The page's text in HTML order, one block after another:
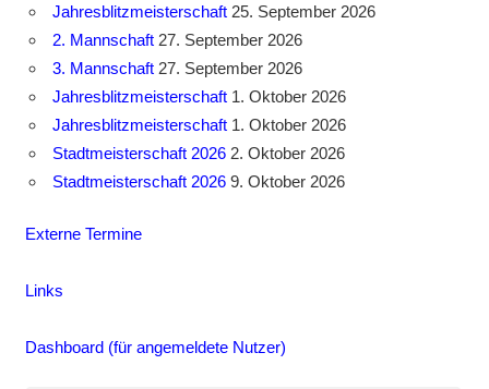
Jahresblitzmeisterschaft 25. September 2026
2. Mannschaft 27. September 2026
3. Mannschaft 27. September 2026
Jahresblitzmeisterschaft 1. Oktober 2026
Jahresblitzmeisterschaft 1. Oktober 2026
Stadtmeisterschaft 2026 2. Oktober 2026
Stadtmeisterschaft 2026 9. Oktober 2026
Externe Termine
Links
Dashboard (für angemeldete Nutzer)